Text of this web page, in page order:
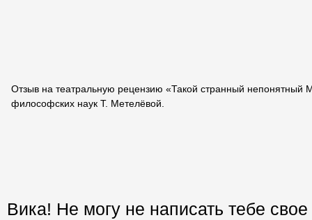
Отзыв на театральную рецензию «Такой странный непонятный
философских наук Т. Метелёвой.
Вика! Не могу не написать тебе свое